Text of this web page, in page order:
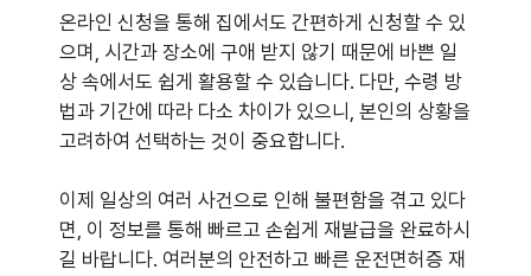
온라인 신청을 통해 집에서도 간편하게 신청할 수 있
으며, 시간과 장소에 구애 받지 않기 때문에 바쁜 일
상 속에서도 쉽게 활용할 수 있습니다. 다만, 수령 방
법과 기간에 따라 다소 차이가 있으니, 본인의 상황을
고려하여 선택하는 것이 중요합니다.
이제 일상의 여러 사건으로 인해 불편함을 겪고 있다
면, 이 정보를 통해 빠르고 손쉽게 재발급을 완료하시
길 바랍니다. 여러분의 안전하고 빠른 운전면허증 재